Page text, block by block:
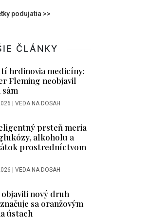
podujatia >>
ČLÁNKY
hrdinovia medicíny:
Fleming neobjavil
| VEDA NA DOSAH
prsteň meria
alkoholu a
prostredníctvom
| VEDA NA DOSAH
nový druh
sa oranžovým
ústach